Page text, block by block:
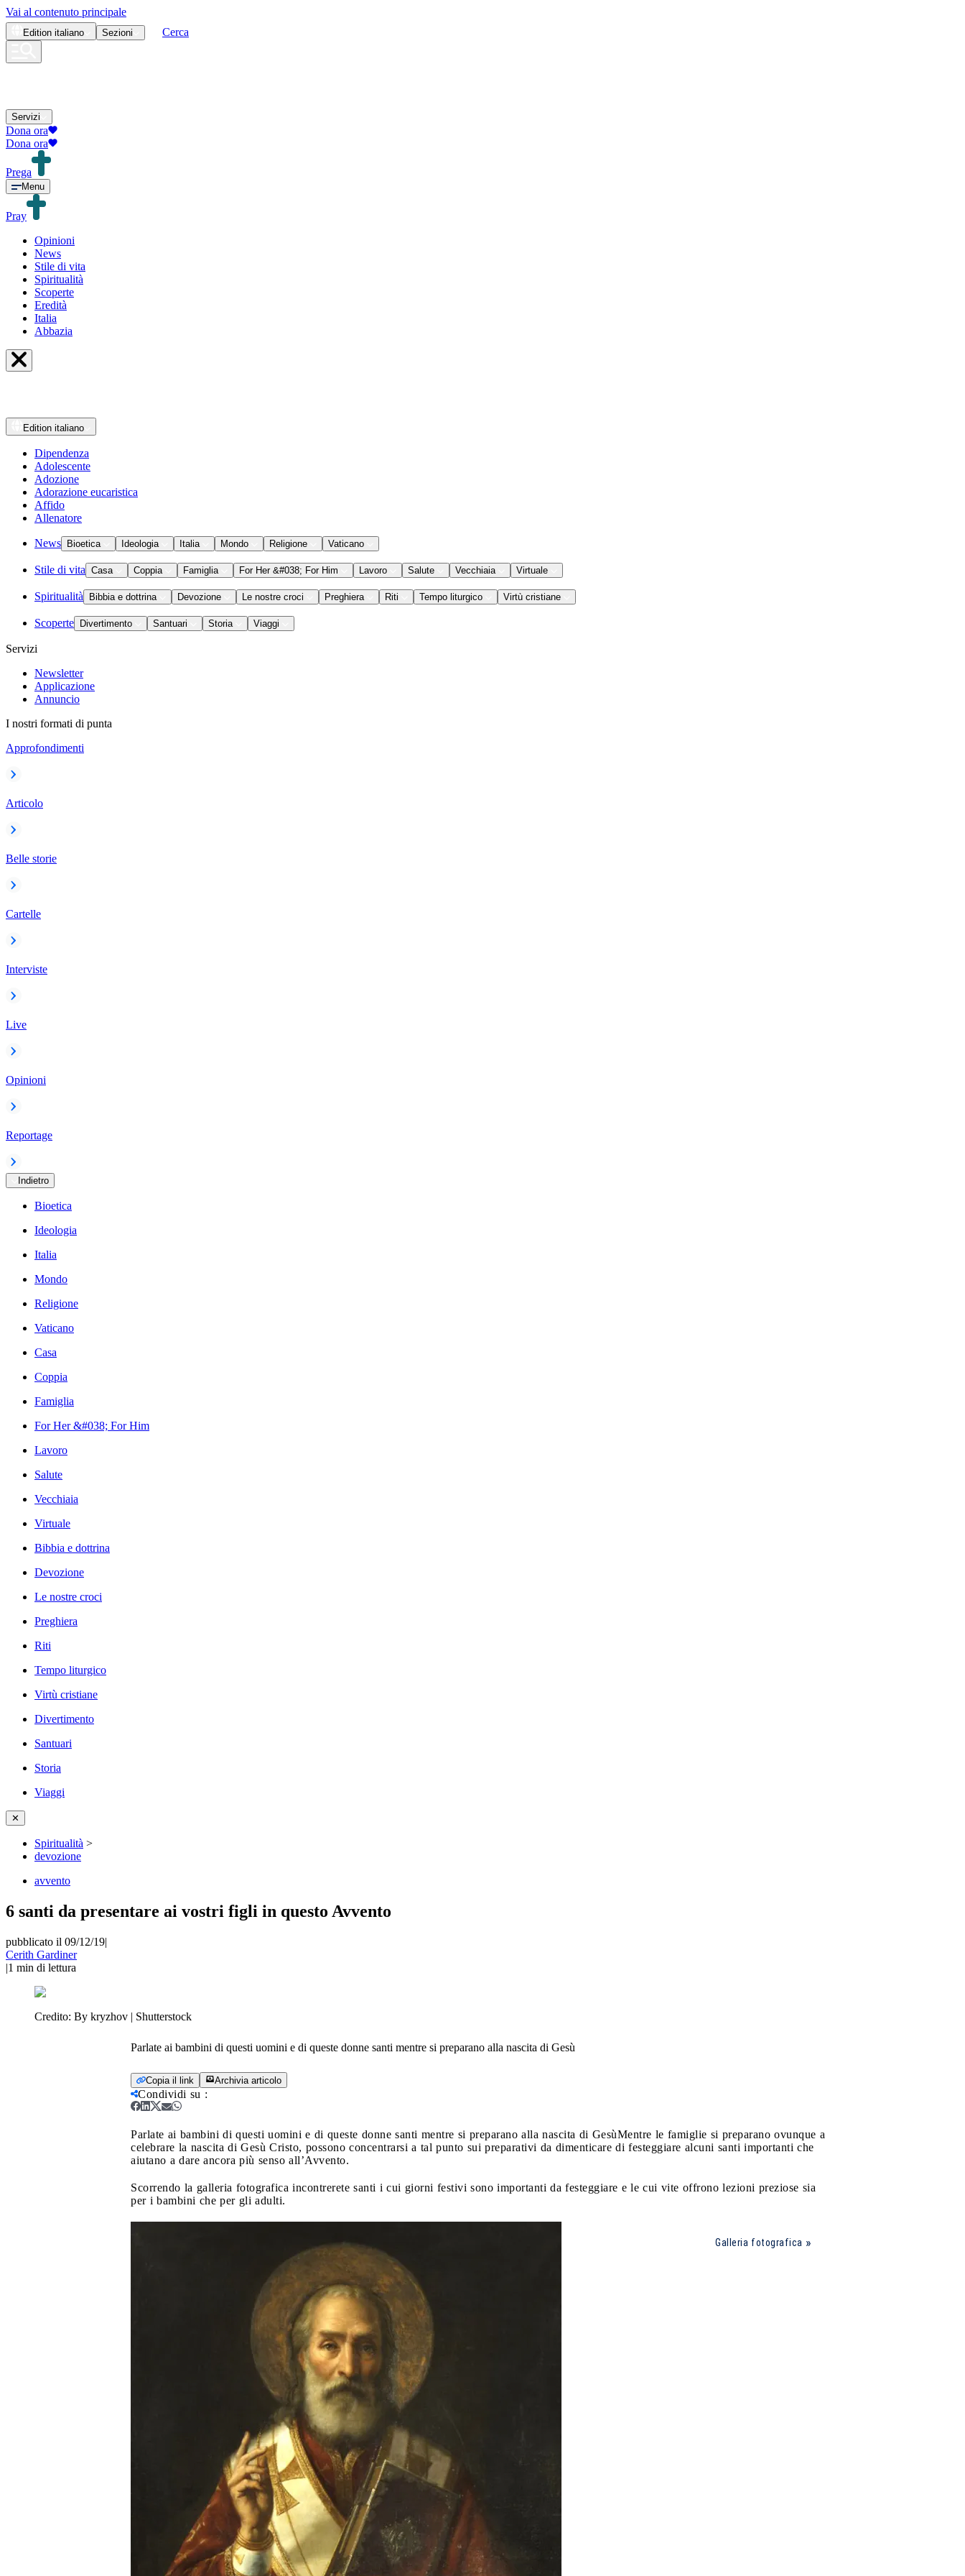
Vai al contenuto principale
Edition italiano Sezioni Cerca
Servizi
Dona ora
Dona ora
Prega
Menu
Pray
Opinioni
News
Stile di vita
Spiritualità
Scoperte
Eredità
Italia
Abbazia
Edition italiano
Dipendenza
Adolescente
Adozione
Adorazione eucaristica
Affido
Allenatore
News Bioetica Ideologia Italia Mondo Religione Vaticano
Stile di vita Casa Coppia Famiglia For Her &#038; For Him Lavoro Salute Vecchiaia Virtuale
Spiritualità Bibbia e dottrina Devozione Le nostre croci Preghiera Riti Tempo liturgico Virtù cristiane
Scoperte Divertimento Santuari Storia Viaggi
Servizi
Newsletter
Applicazione
Annuncio
I nostri formati di punta
Approfondimenti
Articolo
Belle storie
Cartelle
Interviste
Live
Opinioni
Reportage
Indietro
Bioetica
Ideologia
Italia
Mondo
Religione
Vaticano
Casa
Coppia
Famiglia
For Her &#038; For Him
Lavoro
Salute
Vecchiaia
Virtuale
Bibbia e dottrina
Devozione
Le nostre croci
Preghiera
Riti
Tempo liturgico
Virtù cristiane
Divertimento
Santuari
Storia
Viaggi
✕
Spiritualità >
devozione
avvento
6 santi da presentare ai vostri figli in questo Avvento
pubblicato il 09/12/19|
Cerith Gardiner
|1 min di lettura
Credito: By kryzhov | Shutterstock
Parlate ai bambini di questi uomini e di queste donne santi mentre si preparano alla nascita di Gesù
Copia il link Archivia articolo
Condividi su :
Parlate ai bambini di questi uomini e di queste donne santi mentre si preparano alla nascita di GesùMentre le famiglie si preparano ovunque a
celebrare la nascita di Gesù Cristo, possono concentrarsi a tal punto sui preparativi da dimenticare di festeggiare alcuni santi importanti che
aiutano a dare ancora più senso all’Avvento.
Scorrendo la galleria fotografica incontrerete santi i cui giorni festivi sono importanti da festeggiare e le cui vite offrono lezioni preziose sia
per i bambini che per gli adulti.
Galleria fotografica